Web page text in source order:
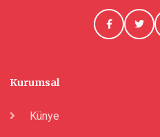
Kurumsal
Künye